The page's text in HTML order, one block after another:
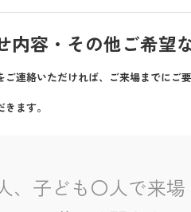
内容・その他ご希望
ご連絡いただければ、ご来場までにご
ます。